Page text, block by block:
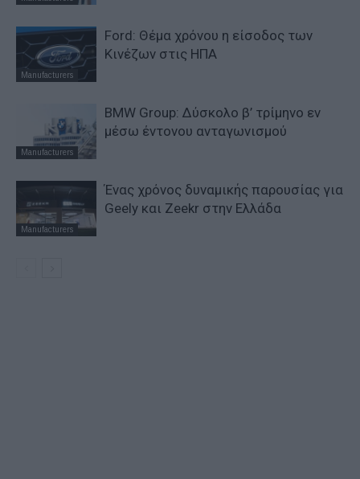
Manufacturers
Ford: Θέμα χρόνου η είσοδος των
Κινέζων στις ΗΠΑ
Manufacturers
BMW Group: Δύσκολο β’ τρίμηνο εν
μέσω έντονου ανταγωνισμού
Manufacturers
Ένας χρόνος δυναμικής παρουσίας για
Geely και Zeekr στην Ελλάδα